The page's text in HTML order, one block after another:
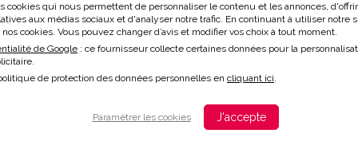
cookies qui nous permettent de personnaliser le contenu et les annonces,
aux médias sociaux et d'analyser notre trafic. En continuant à utiliser notre
cookies. Vous pouvez changer d’avis et modifier vos choix à tout moment.
de Google : ce fournisseur collecte certaines données pour la
de protection des données personnelles en cliquant ici.
Paramétrer les cookies J'accepte